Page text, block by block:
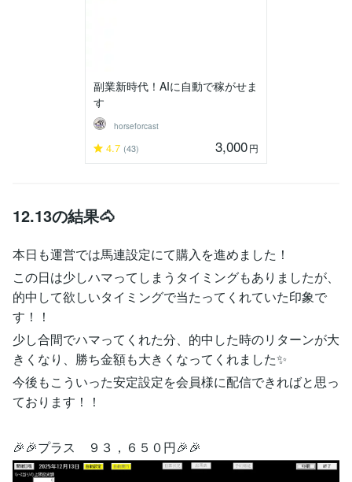
副業新時代！AIに自動で稼がせま
す
horseforcast
4.7 (43) 3,000円
12.13の結果🐴
本日も運営では馬連設定にて購入を進めました！
この日は少しハマってしまうタイミングもありましたが、
的中して欲しいタイミングで当たってくれていた印象で
す！！
少し合間でハマってくれた分、的中した時のリターンが大
きくなり、勝ち金額も大きくなってくれました✨
今後もこういった安定設定を会員様に配信できればと思っ
ております！！
🎉🎉プラス ９３，６５０円🎉🎉